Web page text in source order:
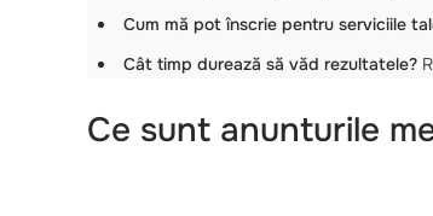
Cum mă pot înscrie pentru serviciile
Cât timp durează să văd rezultatele?
Ce sunt anunturile